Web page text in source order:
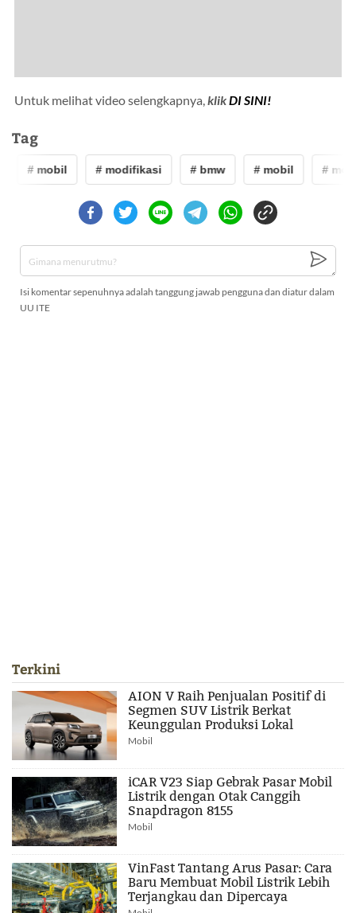
Untuk melihat video selengkapnya,klikDI SINI!
Tag
# mobil # modifikasi # bmw # mobil #
Isi komentar sepenuhnya adalah tanggung jawab pengguna dan diatur dalam
UU ITE
Terkini
AION V Raih Penjualan Positif di
Segmen SUV Listrik Berkat
Keunggulan Produksi Lokal
Mobil
iCAR V23 Siap Gebrak Pasar Mobil
Listrik dengan Otak Canggih
Snapdragon 8155
Mobil
VinFast Tantang Arus Pasar: Cara
Baru Membuat Mobil Listrik Lebih
Terjangkau dan Dipercaya